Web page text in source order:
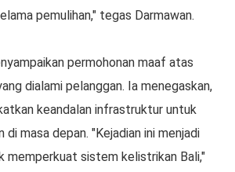
pemulihan," tegas Darmawan.
permohonan maaf atas
dialami pelanggan. Ia menegaskan,
keandalan infrastruktur untuk
di masa depan. "Kejadian ini menjadi
memperkuat sistem kelistrikan Bali,"